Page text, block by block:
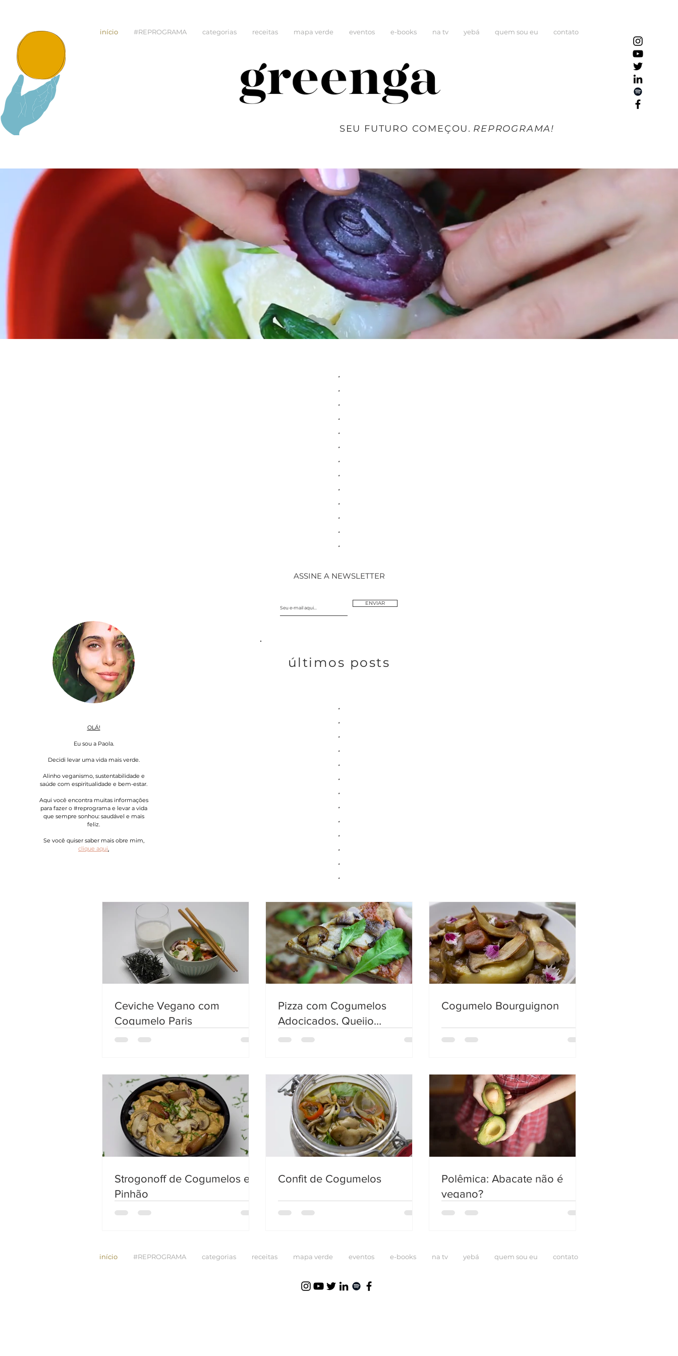
início #REPROGRAMA categorias receitas mapa verde eventos e-books na tv yebá quem sou eu contato
SEU FUTURO COMEÇOU. REPROGRAMA!
.
.
.
.
.
.
.
.
.
.
.
.
.
ASSINE A NEWSLETTER
ENVIAR
OLÁ!
Eu sou a Paola.
Decidi levar uma vida mais verde.
Alinho veganismo, sustentabilidade e
saúde com espiritualidade e bem-estar.
Aqui você encontra muitas informações
para fazer o #reprograma e levar a vida
que sempre sonhou: saudável e mais
feliz.
Se você quiser saber mais obre mim,
clique aqui.
​últimos posts
.
.
.
.
.
.
.
.
.
.
.
.
.
Ceviche Vegano com
Cogumelo Paris
Pizza com Cogumelos
Adocicados, Queijo
Defumado e Rúcula
Cogumelo Bourguignon
Strogonoff de Cogumelos e
Pinhão
Confit de Cogumelos
Polêmica: Abacate não é
vegano?
início #REPROGRAMA categorias receitas mapa verde eventos e-books na tv yebá quem sou eu contato